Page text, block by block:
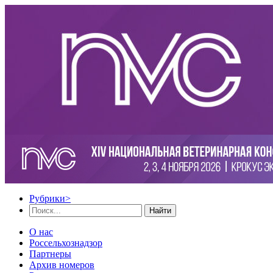
Рубрики>
Найти
О нас
Россельхознадзор
Партнеры
Архив номеров